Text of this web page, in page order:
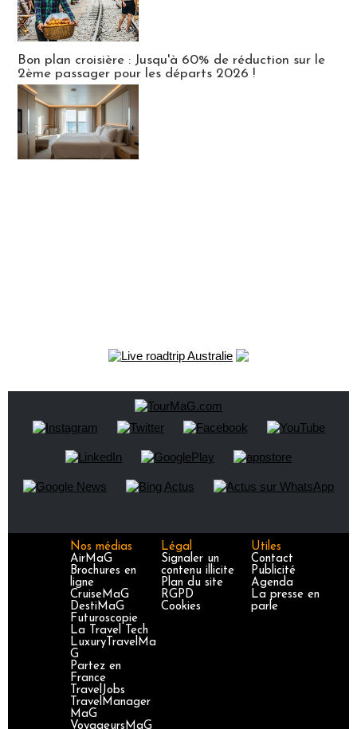
Bon plan croisière : Jusqu'à 60% de réduction sur le
2ème passager pour les départs 2026 !
Nos médias
AirMaG
Brochures en
ligne
CruiseMaG
DestiMaG
Futuroscopie
La Travel Tech
LuxuryTravelMa
G
Partez en
France
TravelJobs
TravelManager
MaG
VoyageursMaG
Légal
Signaler un
contenu illicite
Plan du site
RGPD
Cookies
Utiles
Contact
Publicité
Agenda
La presse en
parle